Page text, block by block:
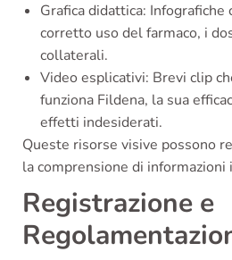
Grafica didattica:
corretto uso del farmaco, i
collaterali.
Video esplicativi: Brevi clip
funziona Fildena, la sua
effetti indesiderati.
Queste risorse visive possono
la comprensione di
Registrazione e